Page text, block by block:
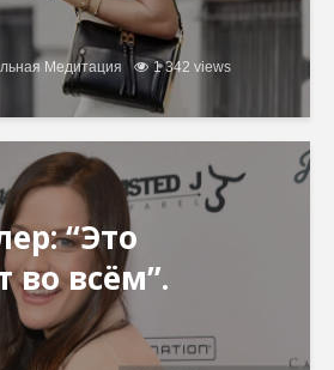
Медитация 1 342 views
“Это
во всём”.